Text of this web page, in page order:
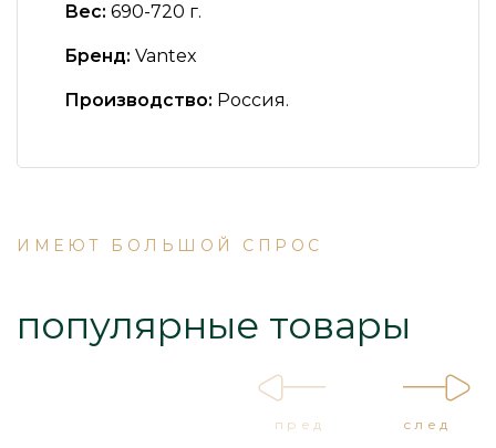
Вес: 690-720 г.
Бренд: Vantex
Производство: Россия.
ИМЕЮТ БОЛЬШОЙ СПРОС
популярные товары
пред след